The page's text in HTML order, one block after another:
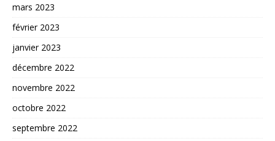
mars 2023
février 2023
janvier 2023
décembre 2022
novembre 2022
octobre 2022
septembre 2022